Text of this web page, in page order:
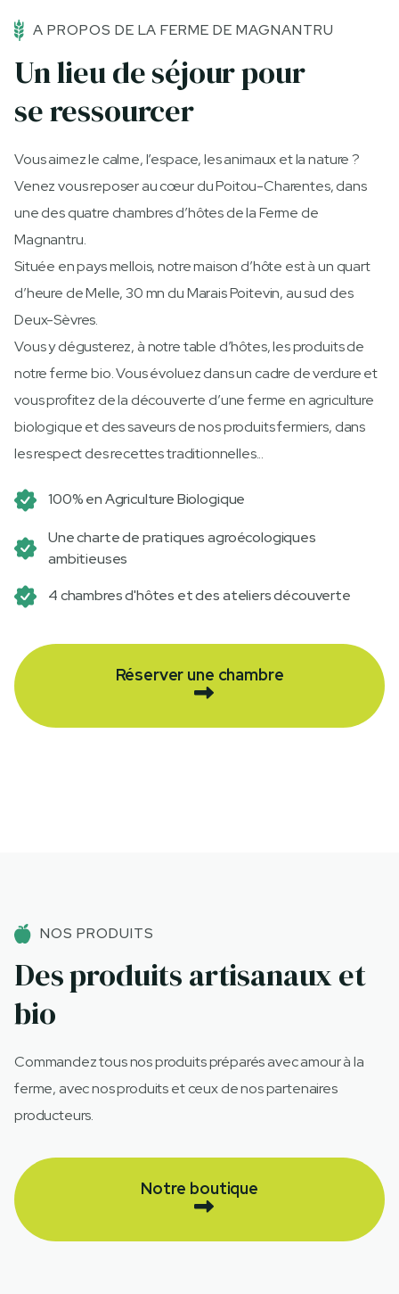
A PROPOS DE LA FERME DE MAGNANTRU
Un lieu de séjour pour
se ressourcer
Vous aimez le calme, l’espace, les animaux et la nature ?
Venez vous reposer au cœur du Poitou-Charentes, dans
une des quatre chambres d’hôtes de la Ferme de
Magnantru.
Située en pays mellois, notre maison d’hôte est à un quart
d’heure de Melle, 30 mn du Marais Poitevin, au sud des
Deux-Sèvres.
Vous y dégusterez, à notre table d’hôtes, les produits de
notre ferme bio. Vous évoluez dans un cadre de verdure et
vous profitez de la découverte d’une ferme en agriculture
biologique et des saveurs de nos produits fermiers, dans
les respect des recettes traditionnelles...
100% en Agriculture Biologique
Une charte de pratiques agroécologiques
ambitieuses
4 chambres d'hôtes et des ateliers découverte
Réserver une chambre
NOS PRODUITS
Des produits artisanaux et
bio
Commandez tous nos produits préparés avec amour à la
ferme, avec nos produits et ceux de nos partenaires
producteurs.
Notre boutique